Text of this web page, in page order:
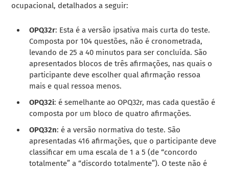
ocupacional, detalhados a seguir:
OPQ32r: Esta é a versão ipsativa mais curta do teste.
Composta por 104 questões, não é cronometrada,
levando de 25 a 40 minutos para ser concluída. São
apresentados blocos de três afirmações, nas quais o
participante deve escolher qual afirmação ressoa
mais e qual ressoa menos.
OPQ32i: é semelhante ao OPQ32r, mas cada questão é
composta por um bloco de quatro afirmações.
OPQ32n: é a versão normativa do teste. São
apresentadas 416 afirmações, que o participante deve
classificar em uma escala de 1 a 5 (de “concordo
totalmente” a “discordo totalmente”). O teste não é